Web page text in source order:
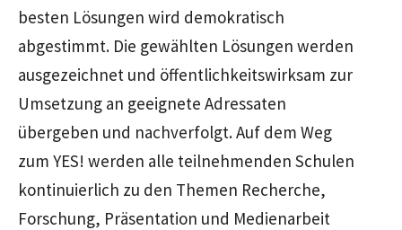
besten Lösungen wird demokratisch
abgestimmt. Die gewählten Lösungen werden
ausgezeichnet und öffentlichkeitswirksam zur
Umsetzung an geeignete Adressaten
übergeben und nachverfolgt. Auf dem Weg
zum YES! werden alle teilnehmenden Schulen
kontinuierlich zu den Themen Recherche,
Forschung, Präsentation und Medienarbeit